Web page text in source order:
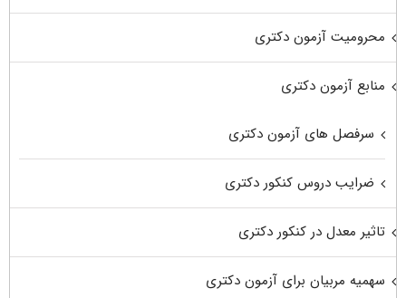
محرومیت آزمون دکتری
منابع آزمون دکتری
سرفصل های آزمون دکتری
ضرایب دروس کنکور دکتری
تاثیر معدل در کنکور دکتری
سهمیه مربیان برای آزمون دکتری